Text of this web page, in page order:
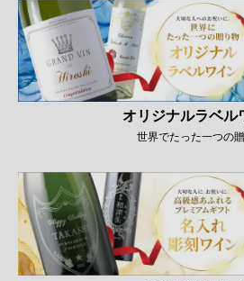
オリジナルラベル
世界でたった一つの